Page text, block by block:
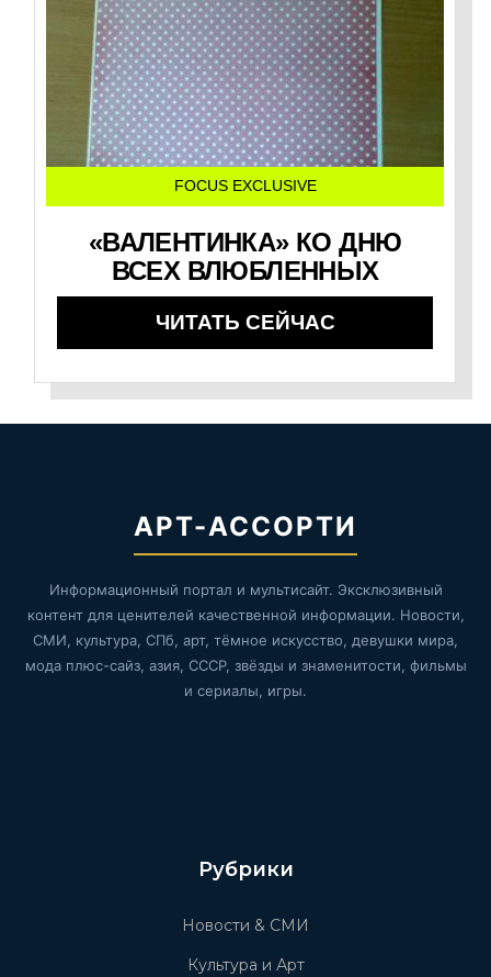
FOCUS EXCLUSIVE
«ВАЛЕНТИНКА» КО ДНЮ
ВСЕХ ВЛЮБЛЕННЫХ
ЧИТАТЬ СЕЙЧАС
АРТ-АССОРТИ
Информационный портал и мультисайт. Эксклюзивный
контент для ценителей качественной информации. Новости,
СМИ, культура, СПб, арт, тёмное искусство, девушки мира,
мода плюс-сайз, азия, СССР, звёзды и знаменитости, фильмы
и сериалы, игры.
Рубрики
Новости & СМИ
Культура и Арт